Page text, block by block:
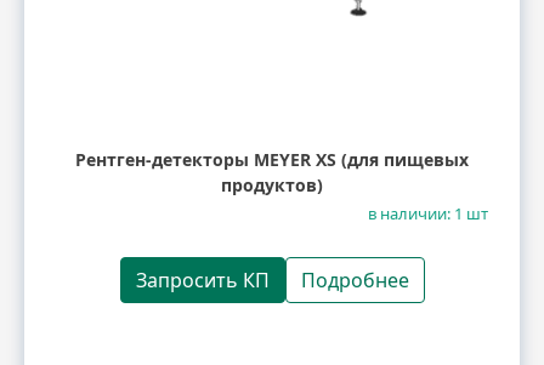
Рентген-детекторы MEYER XS (для пищевых
продуктов)
в наличии: 1 шт
Запросить КП Подробнее